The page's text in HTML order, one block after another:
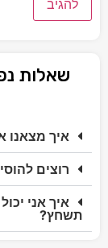
שאלות
איך מצאנו
רוצים
איך אני
תשחץ?